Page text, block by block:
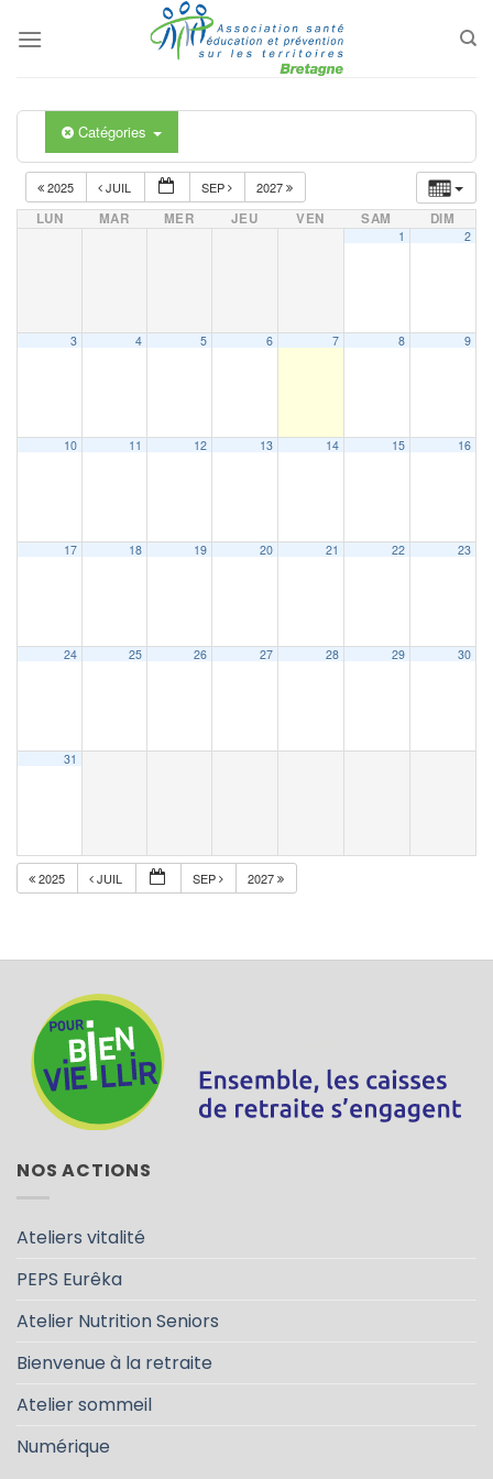
au
Catégories
2025 JUIL SEP 2027
LUN MAR MER JEU VEN SAM DIM
1 2
3 4 5 6 7 8 9
10 11 12 13 14 15 16
17 18 19 20 21 22 23
24 25 26 27 28 29 30
31
2025 JUIL SEP 2027
NOS ACTIONS
Ateliers vitalité
PEPS Eurêka
Atelier Nutrition Seniors
Bienvenue à la retraite
Atelier sommeil
Numérique